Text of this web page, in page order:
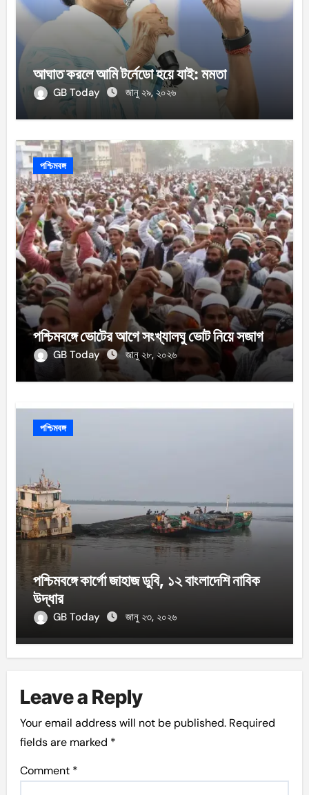
আঘাত করলে আমি টর্নেডো হয়ে যাই: মমতা
GB Today জানু ২৯, ২০২৬
পশ্চিমবঙ্গ
পশ্চিমবঙ্গে ভোটের আগে সংখ্যালঘু ভোট নিয়ে সজাগ
GB Today জানু ২৮, ২০২৬
পশ্চিমবঙ্গ
পশ্চিমবঙ্গে কার্গো জাহাজ ডুবি, ১২ বাংলাদেশি নাবিক
উদ্ধার
GB Today জানু ২৩, ২০২৬
Leave a Reply
Your email address will not be published. Required
fields are marked *
Comment *